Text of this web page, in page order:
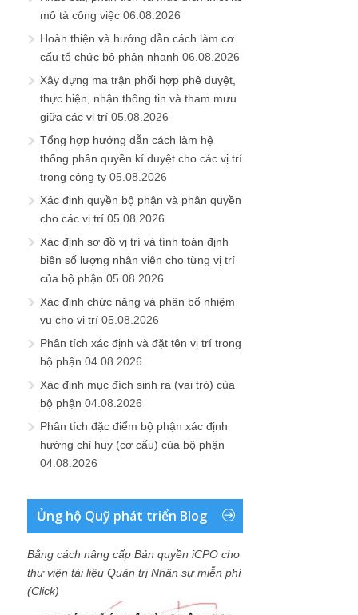
mô tả công việc 06.08.2026
Hoàn thiện và hướng dẫn cách làm cơ
cấu tổ chức bộ phận nhanh 06.08.2026
Xây dựng ma trận phối hợp phê duyệt,
thực hiện, nhận thông tin và tham mưu
giữa các vị trí 05.08.2026
Tổng hợp hướng dẫn cách làm hệ
thống phân quyền kí duyệt cho các vị trí
trong công ty 05.08.2026
Xác định quyền bộ phận và phân quyền
cho các vị trí 05.08.2026
Xác định sơ đồ vị trí và tính toán định
biên số lượng nhân viên cho từng vị trí
của bộ phận 05.08.2026
Xác định chức năng và phân bổ nhiệm
vụ cho vị trí 05.08.2026
Phân tích xác định và đặt tên vị trí trong
bộ phận 04.08.2026
Xác định mục đích sinh ra (vai trò) của
bộ phận 04.08.2026
Phân tích đặc điểm bộ phận xác định
hướng chỉ huy (cơ cấu) của bộ phận
04.08.2026
Ủng hộ Quỹ phát triển Blog
Bằng cách nâng cấp Bản quyền iCPO cho
thư viện tài liệu Quản trị Nhân sự miễn phí
(Click)